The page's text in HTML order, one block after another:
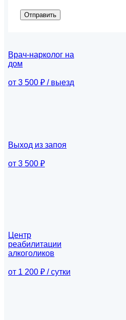
Отправить
Врач-нарколог на
дом
от 3 500 ₽ / выезд
Выход из запоя
от 3 500 ₽
Центр
реабилитации
алкоголиков
от 1 200 ₽ / сутки